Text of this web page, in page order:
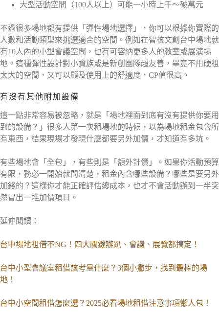
大型活動空間（100人以上）可能一小時上千～破萬元
不過很多場地都有提供「彈性場地選擇」，你可以根據你實際的
人數和活動類型來挑選適合的空間。例如在智核文創台中場地就
有10人內的小型會議空間，也有可容納更多人的教室或展演場
地。這種彈性設計對小資族或是新創團隊超友善，畢竟不用硬租
太大的空間，又可以顧及使用上的舒適度，CP值很高。
有沒有其他附加設備
這一點非常容易被忽略，就是「場地裡面到底有沒有提供你要用
到的設備？」很多人第一次租場地的時候，以為場地租金包含所
有東西，結果現場才發現什麼都要另外加價，才知道有多坑。
有些場地會「全包」，有些則是「額外計價」。如果你活動預算
有限，務必一開始就問清楚，租金內含哪些設備？哪些是要另外
加錢的？這樣你才能正確評估總成本，也才不會活動辦到一半突
然冒出一堆加價項目。
延伸閱讀：
台中場地租借不NG！四大關鍵辦趴、會議、展覽都搞定！
台中小型會議室租借該考量什麼？3個小撇步，找到最棒的場
地！
台中小空間租借怎麼選？2025必看場地租借注意事項懶人包！